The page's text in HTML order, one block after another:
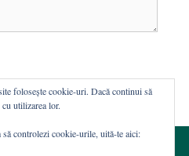
folosește cookie-uri. Dacă continui să
utilizarea lor.
controlezi cookie-urile, uită-te aici: